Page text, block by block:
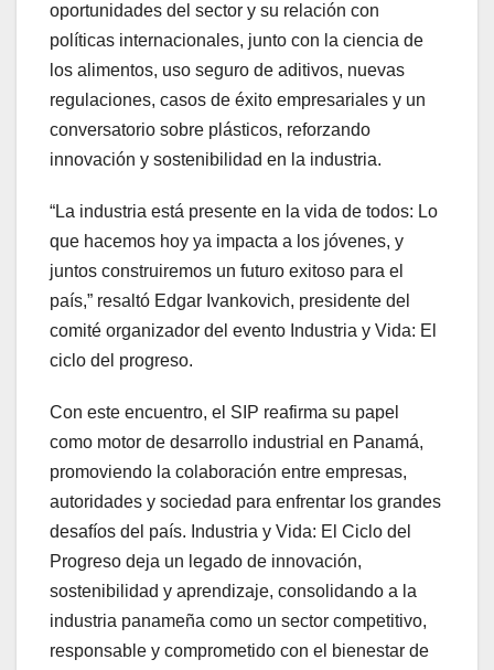
oportunidades del sector y su relación con
políticas internacionales, junto con la ciencia de
los alimentos, uso seguro de aditivos, nuevas
regulaciones, casos de éxito empresariales y un
conversatorio sobre plásticos, reforzando
innovación y sostenibilidad en la industria.
“La industria está presente en la vida de todos: Lo
que hacemos hoy ya impacta a los jóvenes, y
juntos construiremos un futuro exitoso para el
país,” resaltó Edgar Ivankovich, presidente del
comité organizador del evento Industria y Vida: El
ciclo del progreso.
Con este encuentro, el SIP reafirma su papel
como motor de desarrollo industrial en Panamá,
promoviendo la colaboración entre empresas,
autoridades y sociedad para enfrentar los grandes
desafíos del país. Industria y Vida: El Ciclo del
Progreso deja un legado de innovación,
sostenibilidad y aprendizaje, consolidando a la
industria panameña como un sector competitivo,
responsable y comprometido con el bienestar de